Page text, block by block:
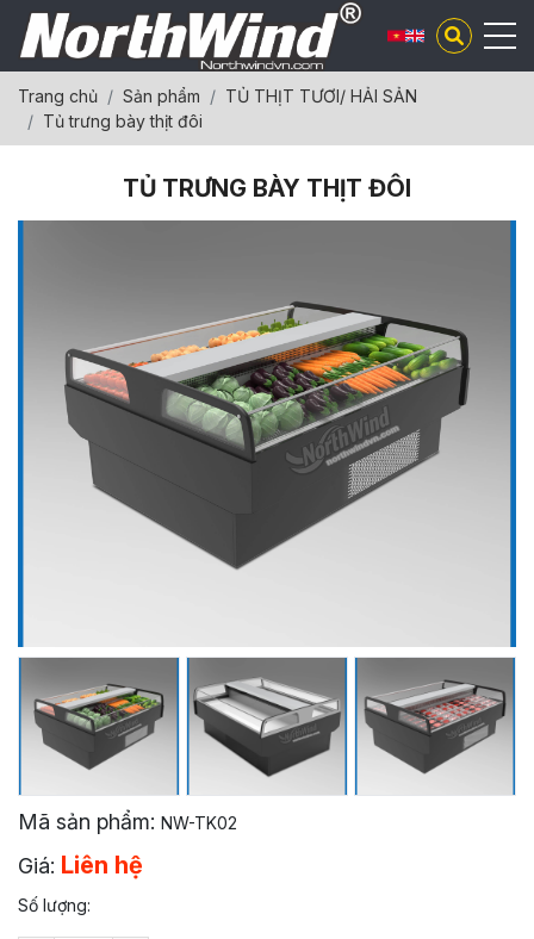
Trang chủ Sản phẩm
TỦ THỊT TƯƠI/ HẢI SẢN
Tủ trưng bày thịt đôi
TỦ TRƯNG BÀY THỊT ĐÔI
Mã sản phẩm: NW-TK02
Giá: Liên hệ
Số lượng: